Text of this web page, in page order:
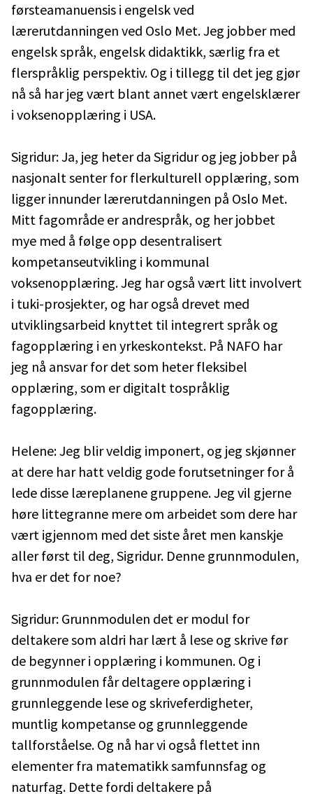
førsteamanuensis i engelsk ved
lærerutdanningen ved Oslo Met. Jeg jobber med
engelsk språk, engelsk didaktikk, særlig fra et
flerspråklig perspektiv. Og i tillegg til det jeg gjør
nå så har jeg vært blant annet vært engelsklærer
i voksenopplæring i USA.
Sigridur: Ja, jeg heter da Sigridur og jeg jobber på
nasjonalt senter for flerkulturell opplæring, som
ligger innunder lærerutdanningen på Oslo Met.
Mitt fagområde er andrespråk, og her jobbet
mye med å følge opp desentralisert
kompetanseutvikling i kommunal
voksenopplæring. Jeg har også vært litt involvert
i tuki-prosjekter, og har også drevet med
utviklingsarbeid knyttet til integrert språk og
fagopplæring i en yrkeskontekst. På NAFO har
jeg nå ansvar for det som heter fleksibel
opplæring, som er digitalt tospråklig
fagopplæring.
Helene: Jeg blir veldig imponert, og jeg skjønner
at dere har hatt veldig gode forutsetninger for å
lede disse læreplanene gruppene. Jeg vil gjerne
høre littegranne mere om arbeidet som dere har
vært igjennom med det siste året men kanskje
aller først til deg, Sigridur. Denne grunnmodulen,
hva er det for noe?
Sigridur: Grunnmodulen det er modul for
deltakere som aldri har lært å lese og skrive før
de begynner i opplæring i kommunen. Og i
grunnmodulen får deltagere opplæring i
grunnleggende lese og skriveferdigheter,
muntlig kompetanse og grunnleggende
tallforståelse. Og nå har vi også flettet inn
elementer fra matematikk samfunnsfag og
naturfag. Dette fordi deltakere på